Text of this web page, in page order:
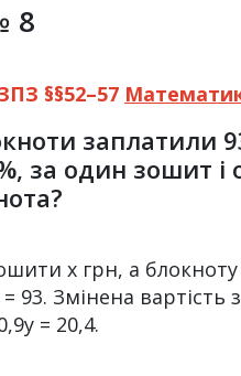
8
§§52–57
заплатили
за один зошит і
х грн, а
93. Змінена
= 20,4.